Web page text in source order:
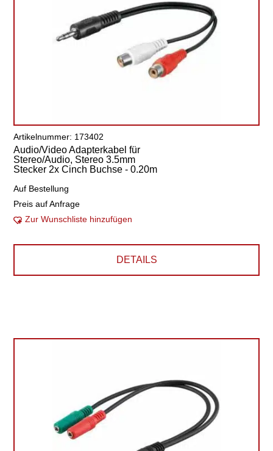
Artikelnummer: 173402
Audio/Video Adapterkabel für
Stereo/Audio, Stereo 3.5mm
Stecker 2x Cinch Buchse - 0.20m
Auf Bestellung
Preis auf Anfrage
Zur Wunschliste hinzufügen
DETAILS